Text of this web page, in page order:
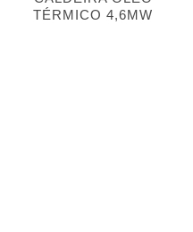
TÉRMICO 4,6MW